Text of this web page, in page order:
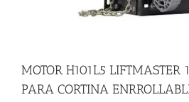
MOTOR H101L5 LIFTMASTER
PARA CORTINA